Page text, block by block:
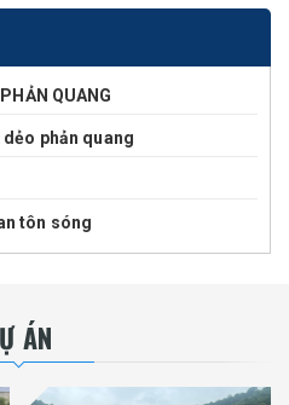
QUANG
phản quang
tôn sóng
ÁN